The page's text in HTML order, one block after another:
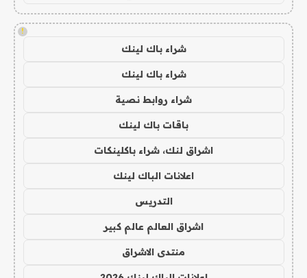
!
شراء باك لينك
شراء باك لينك
شراء روابط نصية
باقات باك لينك
اشراق لنك، شراء باكلينكات
اعلانات الباك لينك
التدريس
اشراق العالم عالم كبير
منتدى الاشراق